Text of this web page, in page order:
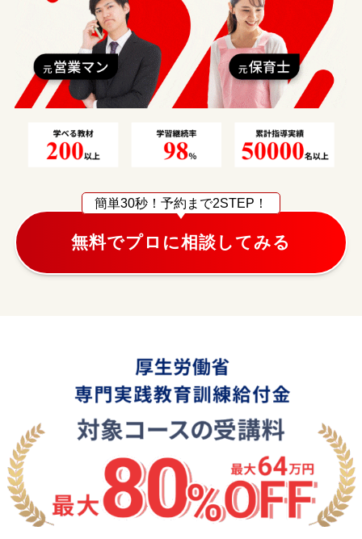
簡単30秒！ 予約まで2STEP！
無料でプロに相談してみる